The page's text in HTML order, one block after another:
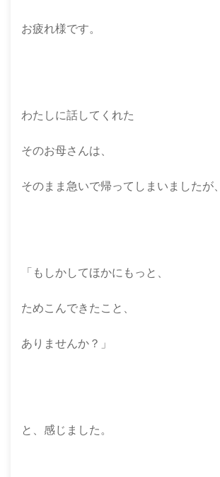
お疲れ様です。
わたしに話してくれた
そのお母さんは、
そのまま急いで帰ってしまいましたが、
「もしかしてほかにもっと、
ためこんできたこと、
ありませんか？」
と、感じました。